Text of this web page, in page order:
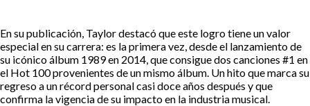
En su publicación, Taylor destacó que este logro tiene un valor
especial en su carrera: es la primera vez, desde el lanzamiento de
su icónico álbum 1989 en 2014, que consigue dos canciones #1 en
el Hot 100 provenientes de un mismo álbum. Un hito que marca su
regreso a un récord personal casi doce años después y que
confirma la vigencia de su impacto en la industria musical.